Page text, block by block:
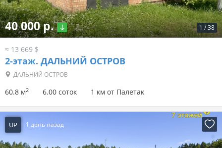
1 /38
40 000 р.
≈ 13 669 $
2-этаж. ДАЛЬНИЙ ОСТРОВ
ДАЛЬНИЙ ОСТРОВ
60.8 м2 6.00 соток 1 км от Палетак
UP 1 день назад